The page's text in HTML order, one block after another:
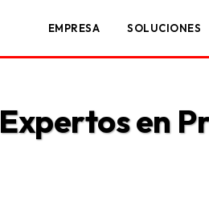
EMPRESA SOLUCIONES
Expertos en